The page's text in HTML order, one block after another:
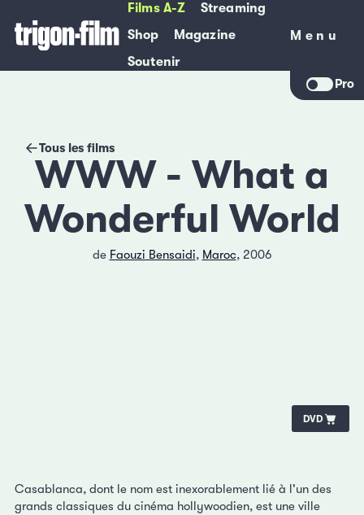
Films A-Z
Streaming
Shop
Magazine
Soutenir
Menu
Menu
Pro
Tous les films
WWW - What a
Wonderful World
de Faouzi Bensaidi, Maroc, 2006
DVD
Casablanca, dont le nom est inexorablement lié à l'un des
grands classiques du cinéma hollywoodien, est une ville